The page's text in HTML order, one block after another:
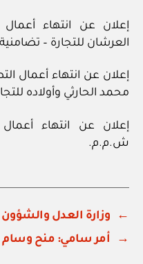
إعلان عن انتهاء
العرشان للتجارة –
إعلان عن انتهاء أعمال
محمد الحارثي وأولاده
إعلان عن انتهاء
ش.م.م.
←
وزارة العدل والشؤون
→
أمر سامي: منح وسام